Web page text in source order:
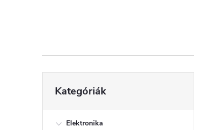
l
sátugrása
Kategóriák
Elektronika